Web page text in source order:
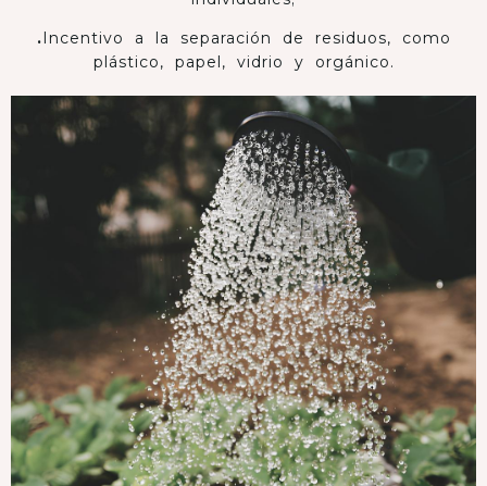
.Incentivo a la separación de residuos, como
plástico, papel, vidrio y orgánico.